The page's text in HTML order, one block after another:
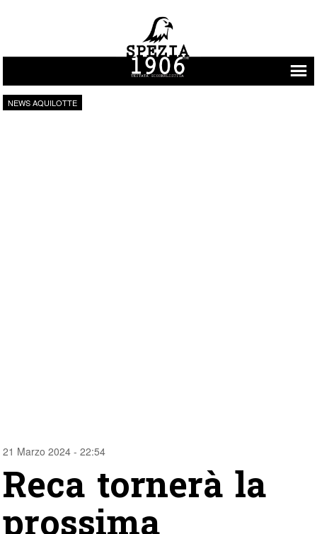
Vai al contenuto
NEWS AQUILOTTE
21 Marzo 2024 - 22:54
Reca tornerà la
prossima